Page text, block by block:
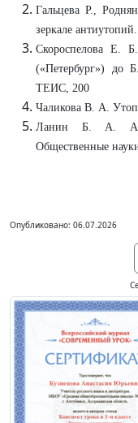
Гальцева Р.,
зеркале
Скороспелова Е.
(«Петербург») до
ТЕИС, 200
Чаликова В. А.
Ланин Б. А.
Общественные
Опубликовано: 06.07.2026